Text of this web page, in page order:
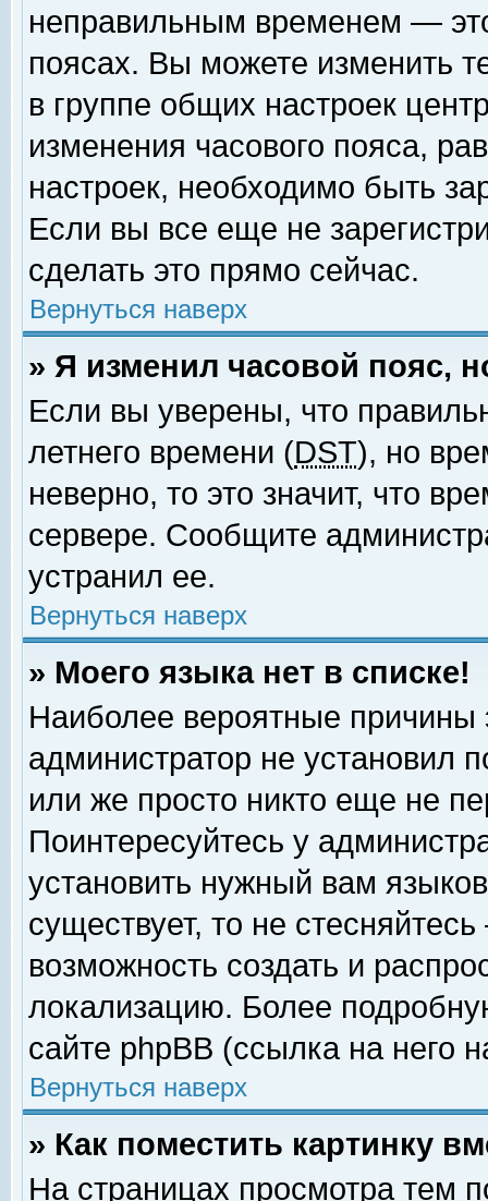
неправильным временем —
поясах. Вы можете изменить
в группе общих настроек
изменения часового пояса,
настроек, необходимо быть
Если вы все еще не
сделать это прямо сейчас.
Вернуться наверх
» Я изменил часовой пояс,
Если вы уверены, что
летнего времени (DST), но
неверно, то это значит, что
сервере. Сообщите
устранил ее.
Вернуться наверх
» Моего языка нет в списке!
Наиболее вероятные причины
администратор не установил
или же просто никто еще не
Поинтересуйтесь у
установить нужный вам
существует, то не
возможность создать и
локализацию. Более
сайте phpBB (ссылка на него
Вернуться наверх
» Как поместить картинку
На страницах просмотра тем